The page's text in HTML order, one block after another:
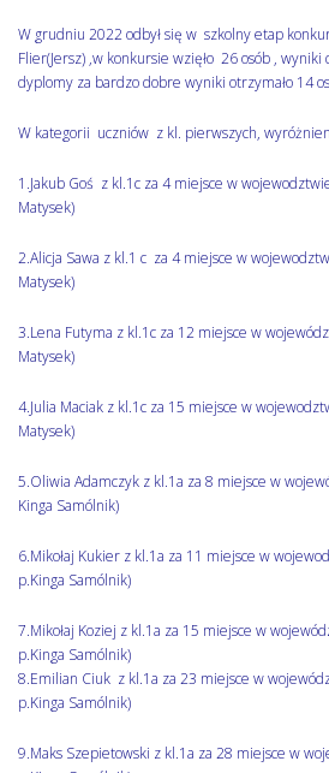
W grudniu 2022 odbył się w szkolny etap
Flier(Jersz) ,w konkursie wzięło 26 osób ,
dyplomy za bardzo dobre wyniki otrzymało 14
W kategorii uczniów z kl. pierwszych,
1.Jakub Goś z kl.1c za 4 miejsce w
Matysek)
2.Alicja Sawa z kl.1 c za 4 miejsce w
Matysek)
3.Lena Futyma z kl.1c za 12 miejsce w
Matysek)
4.Julia Maciak z kl.1c za 15 miejsce w
Matysek)
5.Oliwia Adamczyk z kl.1a za 8 miejsce w
Kinga Samólnik)
6.Mikołaj Kukier z kl.1a za 11 miejsce w
p.Kinga Samólnik)
7.Mikołaj Koziej z kl.1a za 15 miejsce w
p.Kinga Samólnik)
8.Emilian Ciuk z kl.1a za 23 miejsce w
p.Kinga Samólnik)
9.Maks Szepietowski z kl.1a za 28 miejsce w